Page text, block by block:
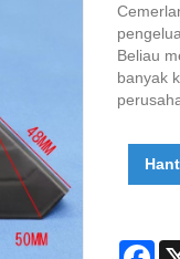
Beliau
banyak